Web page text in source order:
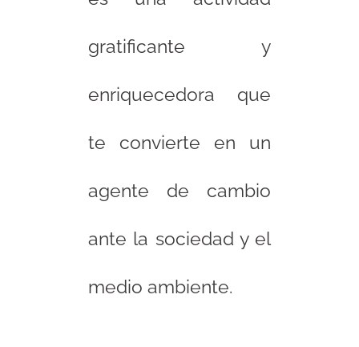
gratificante y
enriquecedora que
te convierte en un
agente de cambio
ante la sociedad y el
medio ambiente.